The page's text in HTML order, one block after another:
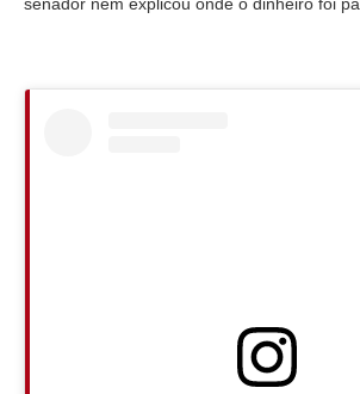
senador nem explicou onde o dinheiro foi